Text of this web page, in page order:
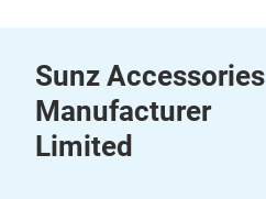
Sunz Accessories
Manufacturer
Limited